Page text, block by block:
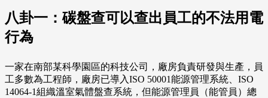
八卦一：碳盤查可以查出員工的不法用電
行為
一家在南部某科學園區的科技公司，廠房負責研發與生產，員
工多數為工程師，廠房已導入ISO 50001能源管理系統、ISO
14064-1組織溫室氣體盤查系統，但能源管理員（能管員）總